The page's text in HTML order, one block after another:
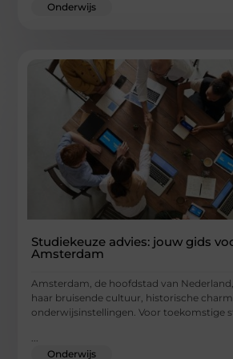
Onderwijs
Studiekeuze advies: jouw gids
Amsterdam
Amsterdam, de hoofdstad van
haar bruisende cultuur, historische
onderwijsinstellingen. Voor toekomstige
Onderwijs